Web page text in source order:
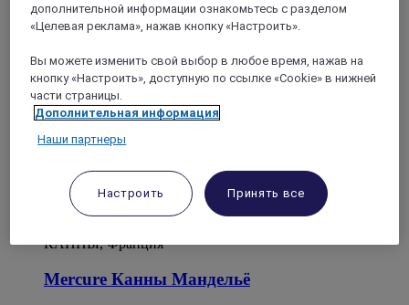
Rated 4,5 of 5
КАННЫ, Франция
Mercure Канны Мандельё
дополнительной информации ознакомьтесь с разделом
«Целевая реклама», нажав кнопку «Настроить».
Вы можете изменить свой выбор в любое время, нажав на
кнопку «Настроить», доступную по ссылке «Cookie» в нижней
части страницы.
Дополнительная информация
Наши партнеры
Настроить Принять все